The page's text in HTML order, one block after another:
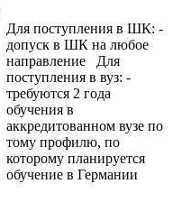
Для поступления в ШК: -
допуск в ШК на любое
направление Для
поступления в вуз: -
требуются 2 года
обучения в
аккредитованном вузе по
тому профилю, по
которому планируется
обучение в Германии